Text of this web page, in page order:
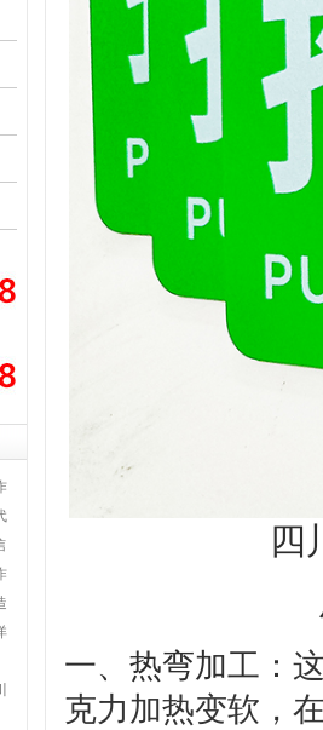
四
一、 热弯加工 ：
克力加热变软，